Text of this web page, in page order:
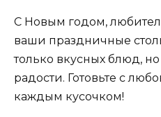
С Новым годом,
ваши праздничные
только вкусных блюд,
радости. Готовьте с
каждым кусочком!